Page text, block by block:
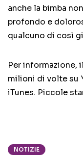
anche la bimba
profondo e
qualcuno di così
Per informazione,
milioni di volte su
iTunes. Piccole
NOTIZIE